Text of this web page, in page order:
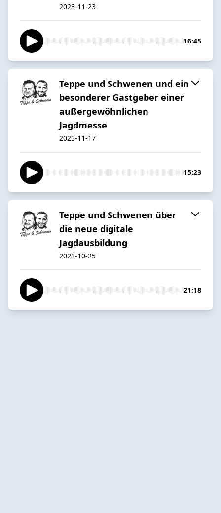
2023-11-23
16:45
Teppe und Schwenen und ein
besonderer Gastgeber einer
außergewöhnlichen
Jagdmesse
2023-11-17
15:23
Teppe und Schwenen über
die neue digitale
Jagdausbildung
2023-10-25
21:18